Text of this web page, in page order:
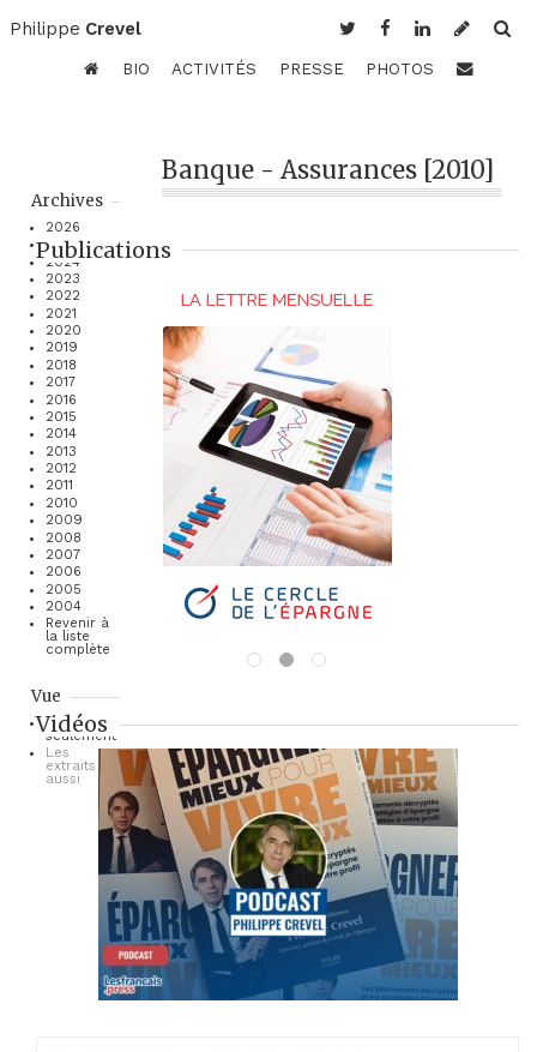
Philippe Crevel
BIO ACTIVITÉS PRESSE PHOTOS
Archives
2026
2025
2024
2023
2022
2021
2020
2019
2018
2017
2016
2015
2014
2013
2012
2011
2010
2009
2008
2007
2006
2005
2004
Revenir à
la liste
complète
Vue
Les titres
seulement
Les
extraits
aussi
Banque - Assurances [2010]
Publications
Vidéos